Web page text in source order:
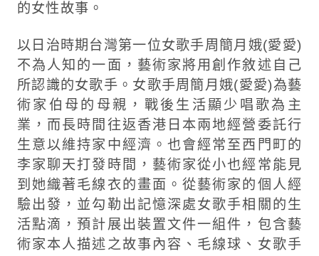
的女性故事。
以日治時期台灣第一位女歌手周簡月娥(愛愛)
不為人知的一面，藝術家將用創作敘述自己
所認識的女歌手。女歌手周簡月娥(愛愛)為藝
術家伯母的母親，戰後生活顯少唱歌為主
業，而長時間往返香港日本兩地經營委託行
生意以維持家中經濟。也會經常至西門町的
李家聊天打發時間，藝術家從小也經常能見
到她織著毛線衣的畫面。從藝術家的個人經
驗出發，並勾勒出記憶深處女歌手相關的生
活點滴，預計展出裝置文件一組件，包含藝
術家本人描述之故事內容、毛線球、女歌手